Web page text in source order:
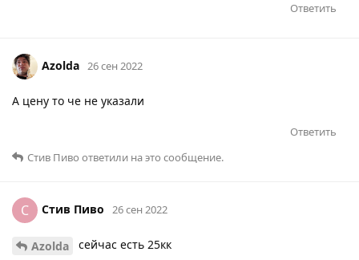
Ответить
Azolda 26 сен 2022
А цену то че не указали
Ответить
Стив Пиво ответили на это сообщение.
С Стив Пиво 26 сен 2022
Azolda сейчас есть 25кк